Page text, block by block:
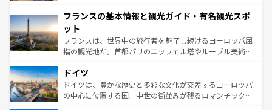
ませてくれるイタリアで、忘れられない旅をしてみよう！
なお、新着のイタリア情報は
しい。
文化が根付くこの国では、情熱的なフラメンコ、熱気あふ
れる闘牛、そして美味しいタパスが生活の一部となってい
る。首都マドリードの洗練された雰囲気や、バルセロナの
アートに溢れた街角から、地方では古代ローマ遺跡や中世
せる。地方によって風土や気候が異なるスペインはその個
性で訪れる人を魅了する。 なお、新着のスペイン情報は コ
ンテンツ一覧を参照してほしい。
フランスの基本情報と観光ガイド・有名観光スポ
ット
フランスは、世界中の旅行者を魅了し続けるヨーロッパ屈
指の観光地だ。首都パリのエッフェル塔やルーブル美術館
で、幅広い魅力が詰まっている。華麗な宮殿、歴史的な大
聖堂、美しいビーチ、そして豊かな自然が、訪れる者を心
から魅了する。また、フランスは美食の国としても知ら
ドイツ
ドイツは、豊かな歴史と多彩な文化が交差するヨーロッパ
の中心に位置する国。中世の街並みが残るロマンチック街